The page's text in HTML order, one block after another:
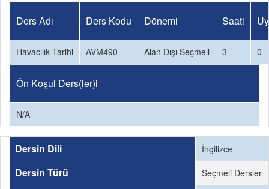
Ders Adı Ders Kodu Dönemi Saati
Havacılık Tarihi AVM490 Alan Dışı Seçmeli 3 0
Ön Koşul Ders(ler)i
N/A
Dersin Dili İngilizce
Dersin Türü Seçmeli Dersler